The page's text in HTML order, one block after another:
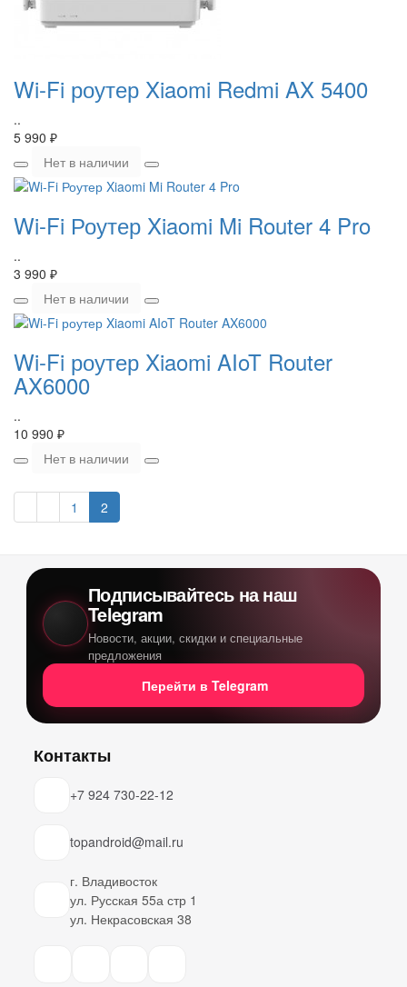
Wi-Fi роутер Xiaomi Redmi AX 5400
..
5 990 ₽
Нет в наличии
Wi-Fi Роутер Xiaomi Mi Router 4 Pro
..
3 990 ₽
Нет в наличии
Wi-Fi роутер Xiaomi AIoT Router
AX6000
..
10 990 ₽
Нет в наличии
1 2
Подписывайтесь на наш
Telegram
Новости, акции, скидки и специальные
предложения
Перейти в Telegram
Контакты
+7 924 730-22-12
topandroid@mail.ru
г. Владивосток
ул. Русская 55а стр 1
ул. Некрасовская 38